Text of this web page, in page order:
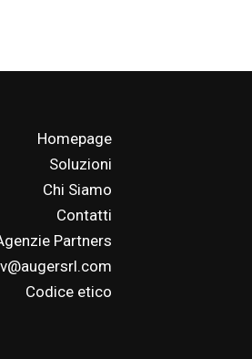
Homepage
Soluzioni
Chi Siamo
Contatti
Partners
Codice etico